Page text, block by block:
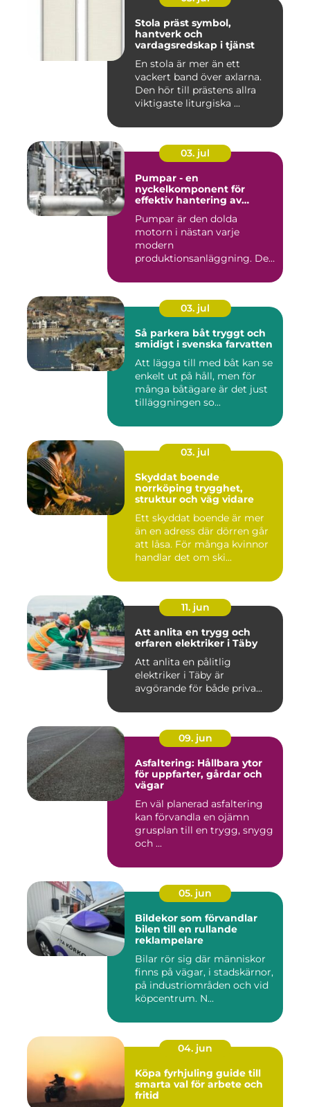
Stola präst symbol,
hantverk och
vardagsredskap i tjänst
En stola är mer än ett
vackert band över axlarna.
Den hör till prästens allra
viktigaste liturgiska ...
03. jul
Pumpar - en
nyckelkomponent för
effektiv hantering av
Pumpar är den dolda
motorn i nästan varje
modern
produktionsanläggning. De
03. jul
Så parkera båt tryggt och
smidigt i svenska farvatten
Att lägga till med båt kan se
enkelt ut på håll, men för
många båtägare är det just
tilläggningen so...
03. jul
Skyddat boende
norrköping trygghet,
struktur och väg vidare
Ett skyddat boende är mer
än en adress där dörren går
att låsa. För många kvinnor
handlar det om ski...
11. jun
Att anlita en trygg och
erfaren elektriker i Täby
Att anlita en pålitlig
elektriker i Täby är
avgörande för både priva...
09. jun
Asfaltering: Hållbara ytor
för uppfarter, gårdar och
vägar
En väl planerad asfaltering
kan förvandla en ojämn
grusplan till en trygg, snygg
och ...
05. jun
Bildekor som förvandlar
bilen till en rullande
reklampelare
Bilar rör sig där människor
finns på vägar, i stadskärnor,
på industriområden och vid
köpcentrum. N...
04. jun
Köpa fyrhjuling guide till
smarta val för arbete och
fritid